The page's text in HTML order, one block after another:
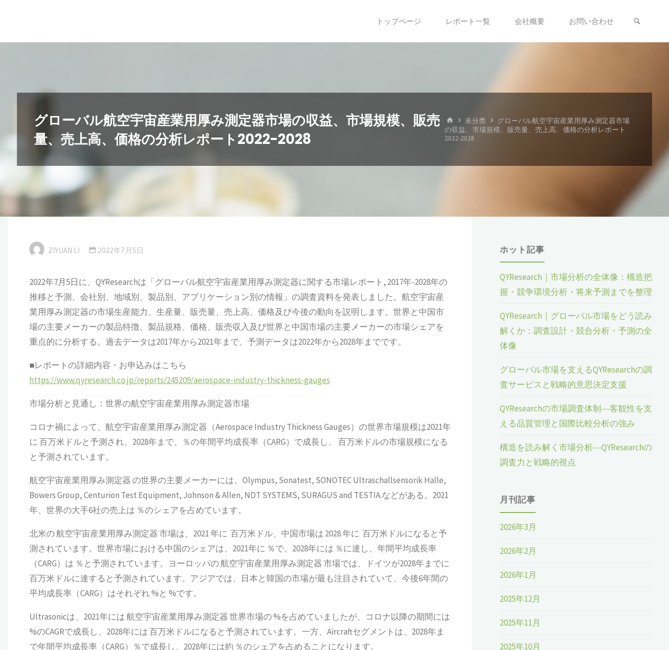
トップページ レポート一覧 会社概要 お問い合わせ
グローバル航空宇宙産業用厚み測定器市場の収益、市場規模、販売
量、売上高、価格の分析レポート2022-2028
ホ
ー
ム
未分类
グローバル航空宇宙産業用厚み測定器市場
の収益、市場規模、販売量、売上高、価格の分析レポート
2022-2028
ZIYUAN LI 2022年7月5日
2022年7月5日に、QYResearchは「グローバル航空宇宙産業用厚み測定器に関する市場レポート, 2017年-2028年の
推移と予測、会社別、地域別、製品別、アプリケーション別の情報」の調査資料を発表しました。航空宇宙産
業用厚み測定器の市場生産能力、生産量、販売量、売上高、価格及び今後の動向を説明します。世界と中国市
場の主要メーカーの製品特徴、製品規格、価格、販売収入及び世界と中国市場の主要メーカーの市場シェアを
重点的に分析する。過去データは2017年から2021年まで、予測データは2022年から2028年までです。
■レポートの詳細内容・お申込みはこちら
https://www.qyresearch.co.jp/reports/245209/aerospace-industry-thickness-gauges
市場分析と見通し：世界の航空宇宙産業用厚み測定器市場
コロナ禍によって、航空宇宙産業用厚み測定器（Aerospace Industry Thickness Gauges）の世界市場規模は2021年
に 百万米ドルと予測され、2028年まで、％の年間平均成長率（CARG）で成長し、 百万米ドルの市場規模になる
と予測されています。
航空宇宙産業用厚み測定器 の世界の主要メーカーには、Olympus, Sonatest, SONOTEC Ultraschallsensorik Halle,
Bowers Group, Centurion Test Equipment, Johnson & Allen, NDT SYSTEMS, SURAGUS and TESTIA.などがある。2021
年、世界の大手6社の売上は ％のシェアを占めています。
北米の 航空宇宙産業用厚み測定器 市場は、2021 年に 百万米ドル、中国市場は 2028 年に 百万米ドルになると予
測されています。世界市場における中国のシェアは、2021年に ％で、2028年には ％に達し、年間平均成長率
（CARG）は ％と予測されています。ヨーロッパの 航空宇宙産業用厚み測定器 市場では、ドイツが2028年までに
百万米ドルに達すると予測されています。アジアでは、日本と韓国の市場が最も注目されていて、今後6年間の
平均成長率（CARG）はそれぞれ %と %です。
Ultrasonicは、2021年には 航空宇宙産業用厚み測定器 世界市場の %を占めていましたが、コロナ以降の期間には
%のCAGRで成長し、2028年には 百万米ドルになると予測されています。一方、Aircraftセグメントは、2028年ま
で年間平均成長率（CARG）％で成長し、2028年には約 ％のシェアを占めることになります。
ホット記事
QYResearch｜市場分析の全体像：構造把
握・競争環境分析・将来予測までを整理
QYResearch｜グローバル市場をどう読み
解くか：調査設計・競合分析・予測の全
体像
グローバル市場を支えるQYResearchの調
査サービスと戦略的意思決定支援
QYResearchの市場調査体制―客観性を支
える品質管理と国際比較分析の強み
構造を読み解く市場分析―QYResearchの
調査力と戦略的視点
月刊記事
2026年3月
2026年2月
2026年1月
2025年12月
2025年11月
2025年10月